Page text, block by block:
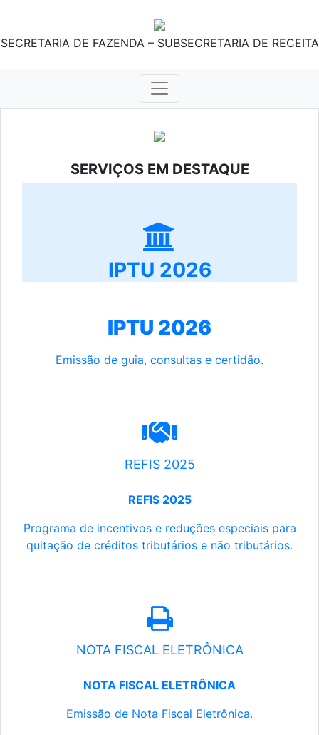
SECRETARIA DE FAZENDA – SUBSECRETARIA DE RECEITA
SERVIÇOS EM DESTAQUE
IPTU 2026
IPTU 2026
Emissão de guia, consultas e certidão.
REFIS 2025
REFIS 2025
Programa de incentivos e reduções especiais para
quitação de créditos tributários e não tributários.
NOTA FISCAL ELETRÔNICA
NOTA FISCAL ELETRÔNICA
Emissão de Nota Fiscal Eletrônica.